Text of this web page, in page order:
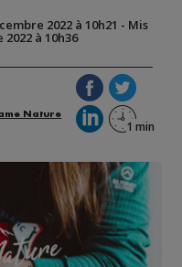
2022 à 10h21 - Mis
à 10h36
Nature